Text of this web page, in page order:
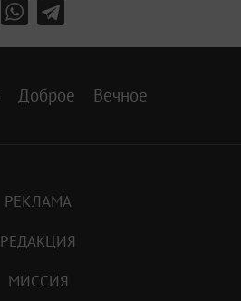
Доброе Вечное
РЕКЛАМА
РЕДАКЦИЯ
МИССИЯ